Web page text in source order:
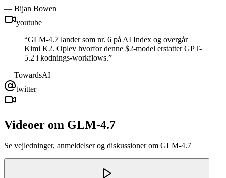
— Bijan Bowen
youtube
“GLM-4.7 lander som nr. 6 på AI Index og overgår
Kimi K2. Oplev hvorfor denne $2-model erstatter GPT-
5.2 i kodnings-workflows.”
— TowardsAI
twitter
Videoer om GLM-4.7
Se vejledninger, anmeldelser og diskussioner om GLM-4.7